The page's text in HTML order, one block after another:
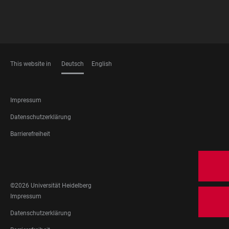
This website in Deutsch English
FOOTER
LEGAL
Impressum
Datenschutzerklärung
Barrierefreiheit
MEDIA
©2026 Universität Heidelberg
FOOTER
LEGAL
Impressum
Datenschutzerklärung